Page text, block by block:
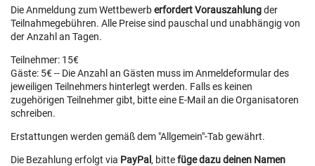
Die Anmeldung zum Wettbewerberfordert Vorauszahlungder
Teilnahmegebühren. Alle Preise sind pauschal und unabhängig von
der Anzahl an Tagen.
Teilnehmer: 15€
Gäste: 5€ -- Die Anzahl an Gästen muss im Anmeldeformular des
jeweiligen Teilnehmers hinterlegt werden. Falls es keinen
zugehörigen Teilnehmer gibt, bitte eine E-Mail an die Organisatoren
schreiben.
Erstattungen werden gemäß dem "Allgemein"-Tab gewährt.
Die Bezahlung erfolgt via PayPal, bittefüge dazu deinen Namen